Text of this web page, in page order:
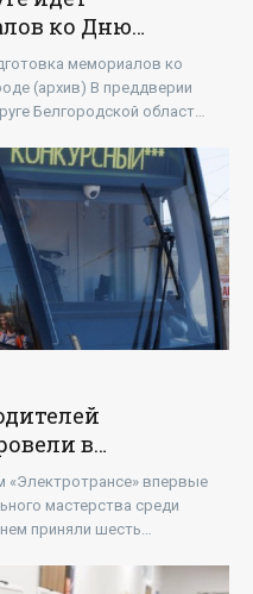
ко Дню
мемориалов ко
(архив) В преддверии
Белгородской области
в
«Электротрансе» впервые
мастерства среди
приняли шесть